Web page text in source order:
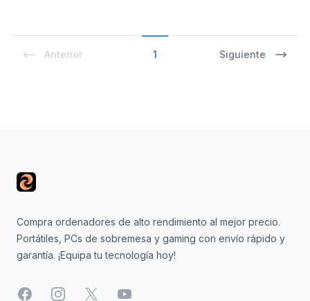
Anterior 1 Siguiente
Compra ordenadores de alto rendimiento al mejor precio.
Portátiles, PCs de sobremesa y gaming con envío rápido y
garantía. ¡Equipa tu tecnología hoy!
FacebookInstagram
X YouTube